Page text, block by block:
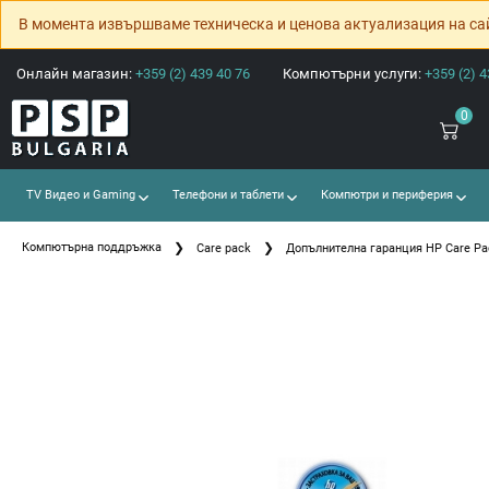
В момента извършваме техническа и ценова актуализация на
Онлайн магазин: +359 (2) 439 40 76 Компютърни услуги: +359 (2)
0
TV Видео и Gaming Телефони и таблети Компютри и периферия
Компютърна поддръжка Care pack Допълнителна гаранция HP Care